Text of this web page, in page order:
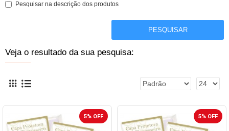
Pesquisar na descrição dos produtos
PESQUISAR
Veja o resultado da sua pesquisa:
5% OFF 5% OFF